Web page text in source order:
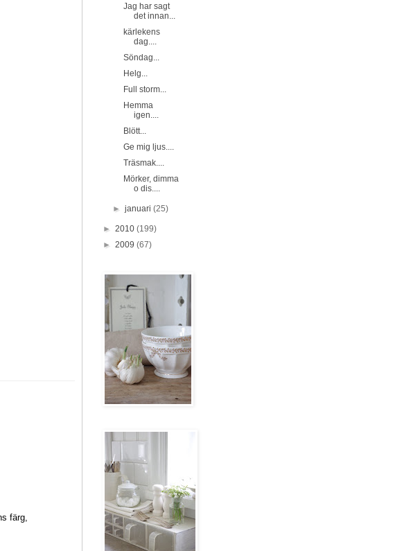
färg,
Jag har sagt
det innan...
kärlekens
dag....
Söndag...
Helg...
Full storm...
Hemma
igen....
Blött...
Ge mig ljus....
Träsmak....
Mörker, dimma
o dis....
►januari(25)
► 2010 (199)
► 2009 (67)